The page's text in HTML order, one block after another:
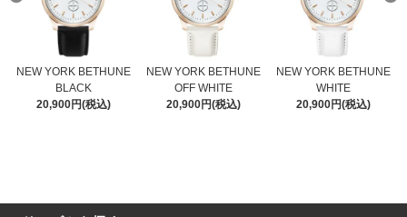
NEW YORK BETHUNE
BLACK
20,900円(税込)
NEW YORK BETHUNE
OFF WHITE
20,900円(税込)
NEW YORK BETHUNE
WHITE
20,900円(税込)